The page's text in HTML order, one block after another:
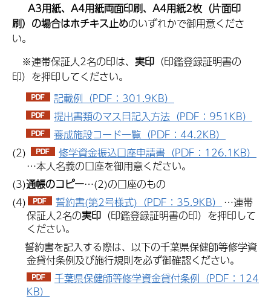
A3用紙、A4用紙両面印刷、A4用紙2枚（片面印
刷）の場合はホチキス止めのいずれかで御用意くださ
い。
※連帯保証人2名の印は、 実印 （印鑑登録証明書の
印）を押印してください。
記載例（PDF：301.9KB）
提出書類のマス目記入方法（PDF：951KB）
養成施設コード一覧（PDF：44.2KB）
(2)
修学資金振込口座申請書（PDF：126.1KB）
…本人名義の口座を御用意ください。
(3)通帳のコピー…(2)の口座のもの
(4)
誓約書(第2号様式)（PDF：35.9KB） …連帯
保証人2名の実印 （印鑑登録証明書の印）を押印して
ください。
誓約書を記入する際は、以下の千葉県保健師等修学資
金貸付条例及び施行規則を必ず御確認ください。
千葉県保健師等修学資金貸付条例（PDF：124
KB）